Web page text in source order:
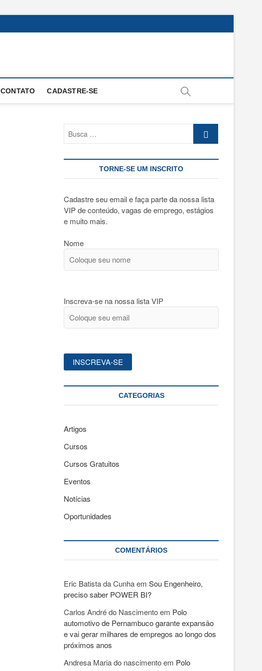
CONTATO CADASTRE-SE
TORNE-SE UM INSCRITO
Cadastre seu email e faça parte da nossa lista
VIP de conteúdo, vagas de emprego, estágios
e muito mais.
Nome
Inscreva-se na nossa lista VIP
CATEGORIAS
Artigos
Cursos
Cursos Gratuitos
Eventos
Notícias
Oportunidades
COMENTÁRIOS
Eric Batista da Cunhaem Sou Engenheiro,
preciso saber POWER BI?
Carlos André do Nascimentoem Polo
automotivo de Pernambuco garante expansão
e vai gerar milhares de empregos ao longo dos
próximos anos
Andresa Maria do nascimentoem Polo